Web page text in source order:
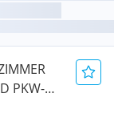
PKW-